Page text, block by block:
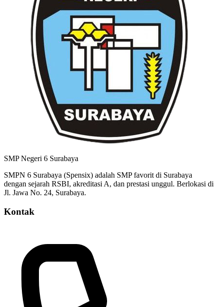
SMP Negeri 6 Surabaya
SMPN 6 Surabaya (Spensix) adalah SMP favorit di Surabaya
dengan sejarah RSBI, akreditasi A, dan prestasi unggul. Berlokasi di
Jl. Jawa No. 24, Surabaya.
Kontak